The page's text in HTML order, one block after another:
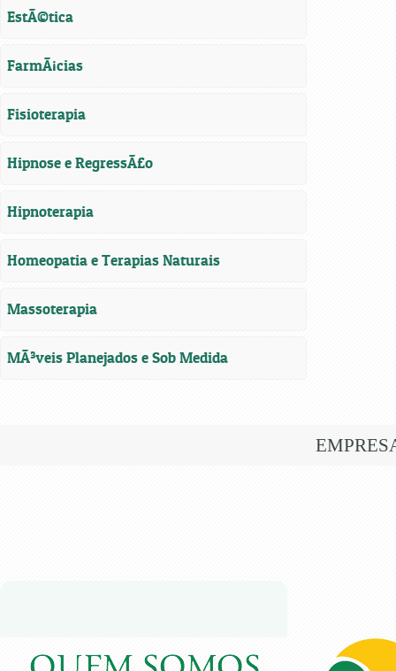
EstÃ©tica
FarmÃ¡cias
Fisioterapia
Hipnose e RegressÃ£o
Hipnoterapia
Homeopatia e Terapias Naturais
Massoterapia
MÃ³veis Planejados e Sob Medida